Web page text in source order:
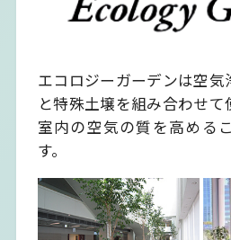
エコロジーガーデンは空
と特殊土壌を組み合わせ
室内の空気の質を高める
す。